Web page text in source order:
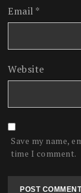
Email *
Website
Save my name,
time I comment.